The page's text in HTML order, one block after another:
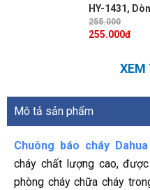
HY-1431,
ngắn mạch
địa chỉ 1-254
255.000
255.000đ
XEM
Mô tả sản phẩm
Chuông báo cháy Dahua
cháy chất lượng cao,
phòng cháy chữa cháy